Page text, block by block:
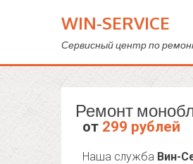
WIN-SERVICE
Сервисный центр по
Ремонт
от 299 рублей
Наша служба Вин-